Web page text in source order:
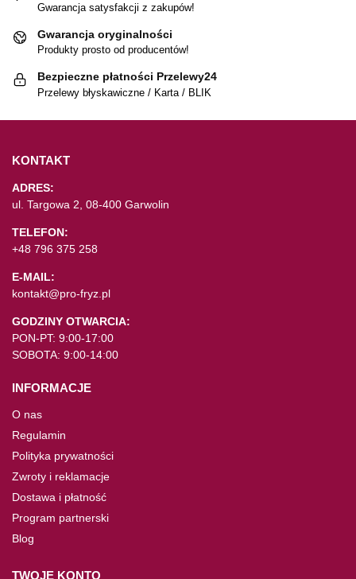
Gwarancja satysfakcji z zakupów!
Gwarancja oryginalności
Produkty prosto od producentów!
Bezpieczne płatności Przelewy24
Przelewy błyskawiczne / Karta / BLIK
KONTAKT
ADRES:
ul. Targowa 2, 08-400 Garwolin
TELEFON:
+48 796 375 258
E-MAIL:
kontakt@pro-fryz.pl
GODZINY OTWARCIA:
PON-PT: 9:00-17:00
SOBOTA: 9:00-14:00
INFORMACJE
O nas
Regulamin
Polityka prywatności
Zwroty i reklamacje
Dostawa i płatność
Program partnerski
Blog
TWOJE KONTO